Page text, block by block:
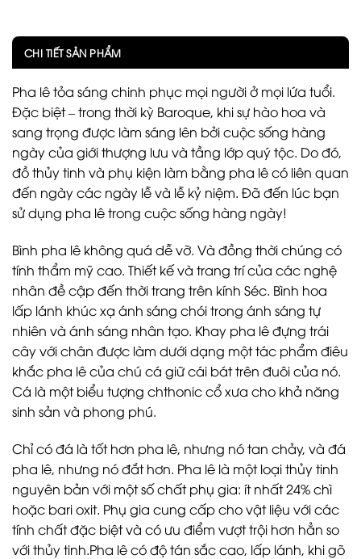
CHI TIẾT SẢN PHẨM
Pha lê tỏa sáng chinh phục mọi người ở mọi lứa tuổi.
Đặc biệt – trong thời kỳ Baroque, khi sự hào hoa và
sang trọng được làm sáng lên bởi cuộc sống hàng
ngày của giới thượng lưu và tầng lớp quý tộc. Do đó,
đồ thủy tinh và phụ kiện làm bằng pha lê có liên quan
đến ngày các ngày lễ và lễ kỷ niệm. Đã đến lúc bạn
sử dụng pha lê trong cuộc sống hàng ngày!
Bình pha lê không quá dễ vỡ. Và đồng thời chúng có
tính thẩm mỹ cao. Thiết kế và trang trí của các nghệ
nhân đề cập đến thời trang trên kính Séc. Bình hoa
lấp lánh khúc xạ ánh sáng chói trong ánh sáng tự
nhiên và ánh sáng nhân tạo. Khay pha lê đựng trái
cây với chân được làm dưới dạng một tác phẩm điêu
khắc pha lê của chú cá giữ cái bát trên đuôi của nó.
Cá là một biểu tượng chthonic cổ xưa cho khả năng
sinh sản và phong phú.
Chỉ có đá là tốt hơn pha lê, nhưng nó tan chảy, và đá
pha lê, nhưng nó đắt hơn. Pha lê là một loại thủy tinh
nguyên bản với một số chất phụ gia: ít nhất 24% chì
hoặc bari oxit. Phụ gia cung cấp cho vật liệu với các
tính chất đặc biệt và có ưu điểm vượt trội hơn hẳn so
với thủy tinh.Pha lê có độ tán sắc cao, lấp lánh, khi gõ